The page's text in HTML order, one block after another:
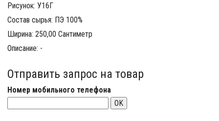
Рисунок: У16Г
Состав сырья: ПЭ 100%
Ширина: 250,00 Сантиметр
Описание: -
Отправить запрос на товар
Номер мобильного телефона
OK